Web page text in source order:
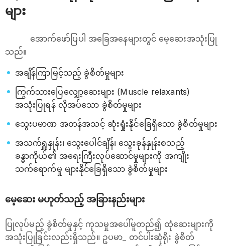
များ
အောက်ဖော်ပြပါ အခြေအနေများတွင် မေ့ဆေးအသုံးပြု
သည်။
အချိန်ကြာမြင့်သည့် ခွဲစိတ်မှုများ
ကြွက်သားပြေလျှော့ဆေးများ (Muscle relaxants)
အသုံးပြုရန် လိုအပ်သော ခွဲစိတ်မှုများ
သွေးပမာဏ အတန်အသင့် ဆုံးရှုံးနိုင်ခြေရှိသော ခွဲစိတ်မှုများ
အသက်ရှူနှုန်း၊ သွေးပေါင်ချိန်၊ သွေးခုန်နှုန်းစသည့်
ခန္ဓာကိုယ်၏ အရေးကြီးလုပ်ဆောင်မှုများကို အကျိုး
သက်ရောက်မှု များနိုင်ခြေရှိသော ခွဲစိတ်မှုများ
မေ့ဆေး မဟုတ်သည့် အခြားနည်းများ
ပြုလုပ်မည့် ခွဲစိတ်မှုနှင့် ကုသမှုအပေါ်မူတည်၍ ထုံဆေးများကို
အသုံးပြုခြင်းလည်းရှိသည်။ ဥပမာ_ တင်ပါးဆုံရိုး ခွဲစိတ်